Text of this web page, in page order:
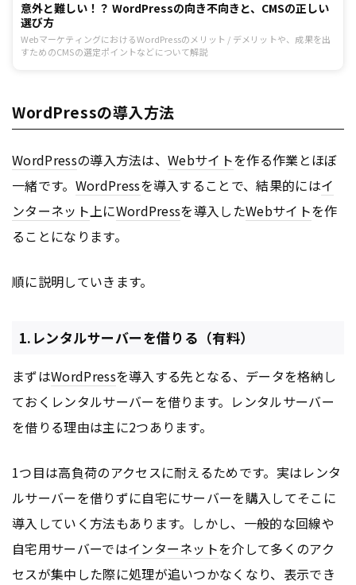
意外と難しい！？ WordPressの向き不向きと、CMSの正しい
選び方
WebマーケティングにおけるWordPressのメリット / デメリットや、成果を出
すためのCMSの選定ポイントなどについて解説
WordPressの導入方法
WordPressの導入方法は、Webサイトを作る作業とほぼ
一緒です。 WordPressを導入することで、結果的にはイ
ンターネット上にWordPressを導入したWebサイトを作
ることになります。
順に説明していきます。
1.レンタルサーバーを借りる（有料）
まずはWordPressを導入する先となる、データを格納し
ておくレンタルサーバーを借ります。レンタルサーバー
を借りる理由は主に2つあります。
1つ目は高負荷のアクセスに耐えるためです。実はレンタ
ルサーバーを借りずに自宅にサーバーを購入してそこに
導入していく方法もあります。しかし、一般的な回線や
自宅用サーバーではインターネットを介して多くのアク
セスが集中した際に処理が追いつかなくなり、表示でき